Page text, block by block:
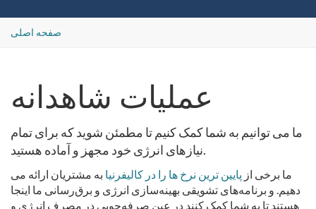
صفحه اصلی
عملیات شاهدانه
ما می توانیم به شما کمک کنیم تا مطمئن شوید که برای تمام
نیازهای انرژی خود مجهز و آماده هستید.
ما برخی از پایین ترین نرخ ها را در کالیفرنیا به مشتریان ارائه می
دهیم. و برنامه‌های تشویقی بهینه‌سازی انرژی و برق‌رسانی ما اینجا
هستند تا به شما کمک کنند در عین صرفه‌جویی در مصرف انرژی و